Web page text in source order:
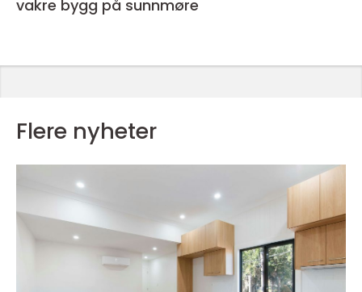
vakre bygg på sunnmøre
Flere nyheter